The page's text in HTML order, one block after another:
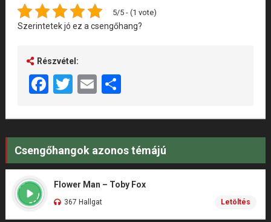
5/5 - (1 vote)
Szerintetek jó ez a csengőhang?
Részvétel:
Facebook
Twitter
EmailShare
Csengőhangok azonos témájú
Flower Man – Toby Fox
367 Hallgat Letöltés